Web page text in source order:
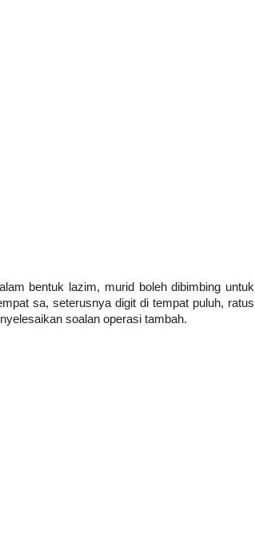
bentuk lazim, murid boleh dibimbing untuk
sa, seterusnya digit di tempat puluh, ratus
soalan operasi tambah.